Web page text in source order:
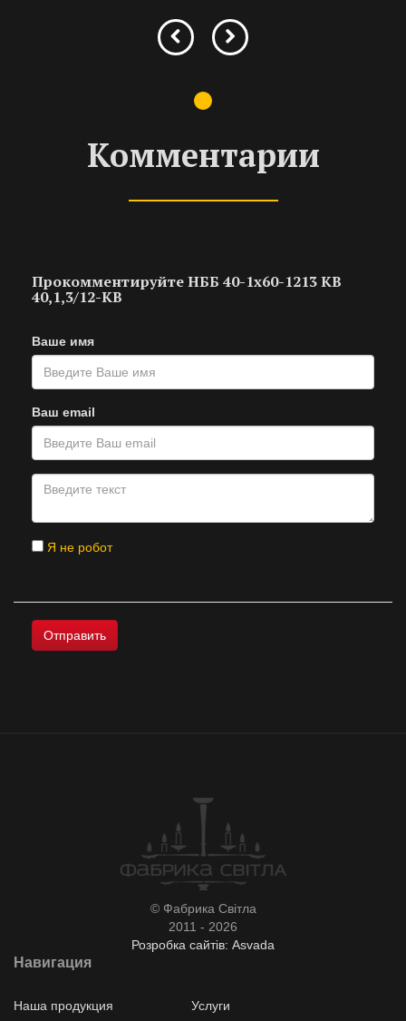
Комментарии
Прокомментируйте НББ 40-1х60-1213 КВ
40,1,3/12-КВ
Ваше имя
Ваш email
Я не робот
© Фабрика Світла
2011 - 2026
Розробка сайтів: Asvada
Навигация
Наша продукция Услуги